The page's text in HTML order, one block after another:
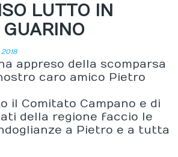
LUTTO IN
appreso della scomparsa
caro amico Pietro
il Comitato Campano e di
della regione faccio le
a Pietro e a tutta